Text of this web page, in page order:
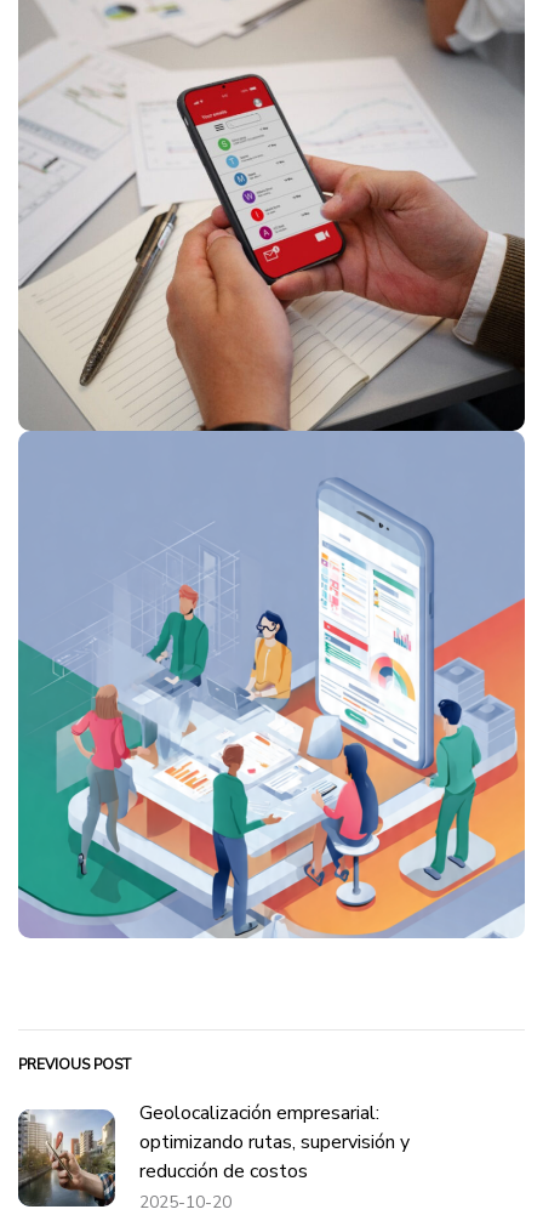
PREVIOUS POST
Geolocalización empresarial:
optimizando rutas, supervisión y
reducción de costos
2025-10-20